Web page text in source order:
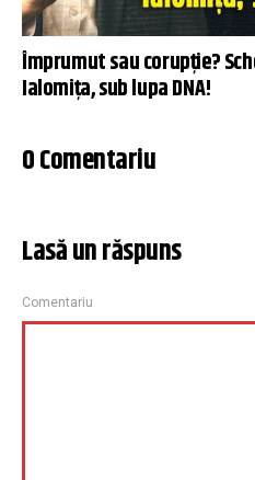
Împrumut sau corupție?
Ialomița, sub lupa DNA!
0 Comentariu
Lasă un răspuns
Comentariu